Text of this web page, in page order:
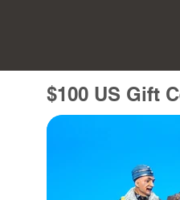
$100 US Gift